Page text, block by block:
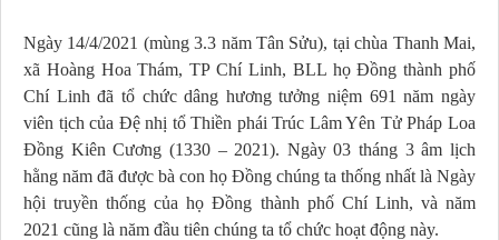
Ngày 14/4/2021 (mùng 3.3 năm Tân Sửu), tại chùa Thanh Mai,
xã Hoàng Hoa Thám, TP Chí Linh, BLL họ Đồng thành phố
Chí Linh đã tổ chức dâng hương tưởng niệm 691 năm ngày
viên tịch của Đệ nhị tổ Thiền phái Trúc Lâm Yên Tử Pháp Loa
Đồng Kiên Cương (1330 – 2021). Ngày 03 tháng 3 âm lịch
hằng năm đã được bà con họ Đồng chúng ta thống nhất là Ngày
hội truyền thống của họ Đồng thành phố Chí Linh, và năm
2021 cũng là năm đầu tiên chúng ta tổ chức hoạt động này.